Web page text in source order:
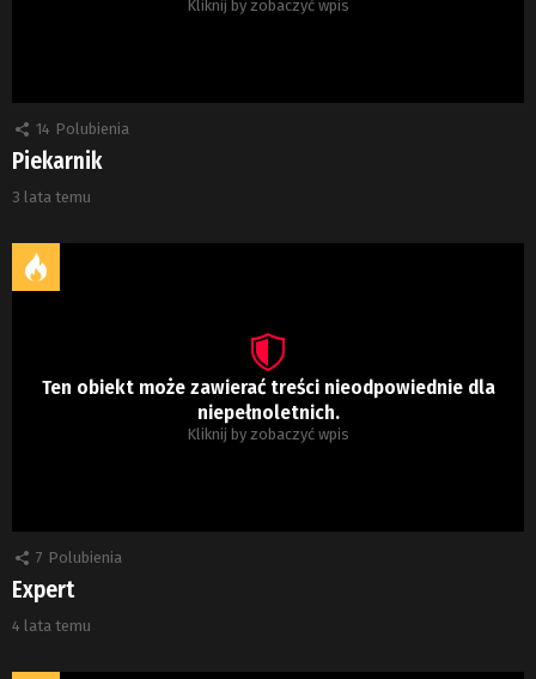
Kliknij by zobaczyć wpis
14 Polubienia
Piekarnik
3 lata temu
Ten obiekt może zawierać treści nieodpowiednie dla
niepełnoletnich.
Kliknij by zobaczyć wpis
7 Polubienia
Expert
4 lata temu